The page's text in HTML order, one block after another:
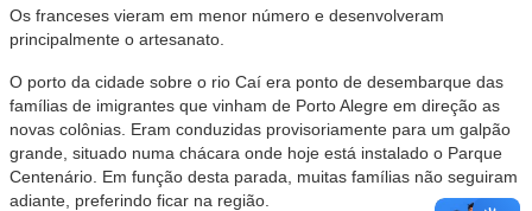
Os franceses vieram em menor número e desenvolveram
principalmente o artesanato.
O porto da cidade sobre o rio Caí era ponto de desembarque das
famílias de imigrantes que vinham de Porto Alegre em direção as
novas colônias. Eram conduzidas provisoriamente para um galpão
grande, situado numa chácara onde hoje está instalado o Parque
Centenário. Em função desta parada, muitas famílias não seguiram
adiante, preferindo ficar na região.